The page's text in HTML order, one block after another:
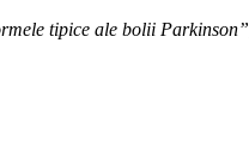
tipice ale bolii Parkinson”